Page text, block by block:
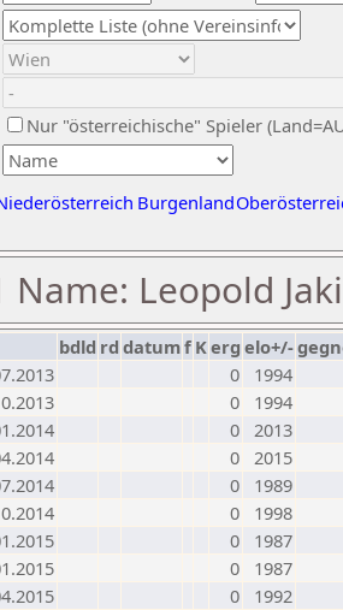
Nur "österreichische" Spieler
Burgenland
Name: Leopold
bdld rd datumf Kerg elo+/-
0
1994
0
1994
0 2013
0 2015
0
1989
0
1998
0
1987
0
1987
0
1992